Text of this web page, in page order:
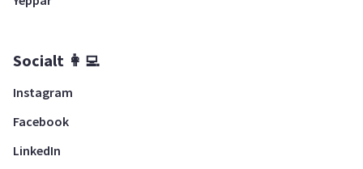
Socialt 👩‍💻
Instagram
Facebook
LinkedIn